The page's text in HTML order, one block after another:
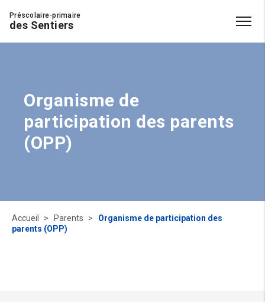
Préscolaire-primaire
des Sentiers
Organisme de
participation des parents
(OPP)
Accueil Parents
Organisme de participation des
parents (OPP)